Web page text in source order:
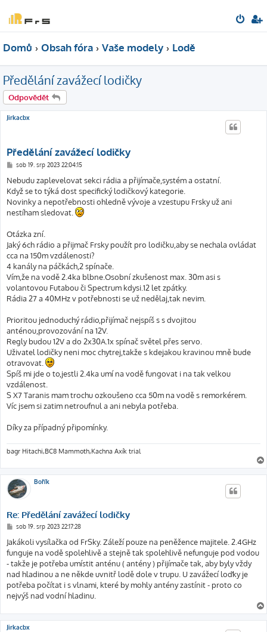
Domů Obsah fóra Vaše modely Lodě
Předělání zavážecí lodičky
Odpovědět
Jirkacbx
Předělání zavážecí lodičky
P
í
s
p
ě
v
e
sob 19. srp 2023 22:04:15
Nebudu zaplevelovat sekci rádia a přijímače,systém a ostatní.
Když se to týká dost specifický lodičkový kategorie.
Novinky a nepotřebnosti ohledně vývoje a vzestupu Frsky už ani
nestíham sledovat.
Otázka zní.
Jaký 6ch rádio a přijmač Frsky použít pro lodičku,aby se nechala ovládat
cca na 150m vzdálenosti?
4 kanály na páčkách,2 spínače.
Vím,že na vodě 2.4ka blbne.Osobní zkušenost max. 30m asi s
volantovou Futabou či Spectrum kdysi.12 let zpátky.
Rádia 27 a 40MHz v potřebnosti se už nedělaj,tak nevim.
Prioritou jednoduchý rádio,přijímač nejspíš s s dvojitou
anténou,provozování na 12V.
Regly budou 12V a do 2x30A.1x spínač světel přes servo.
Uživatel lodičky neni moc chytrej,takže s kdejakou kravinou mně bude
otravovat.
Spíš mi jde o to,jestli 2.4ka umí na vodě fungovat i na tak velkou
vzdálenost.
S X7 Taranis mam trochu ozkoušeno cca 50m na vodě s remorkérem.
Víc jsem si zatim netroufnul a ani nebyla potřeba.
Díky za případný připomínky.
bagr Hitachi,BC8 Mammoth,Kachna Axík trial
Bořík
Re: Předělání zavážecí lodičky
P
í
s
p
ě
v
e
k
sob 19. srp 2023 22:17:28
Jakákoli vysílačka od FrSky. Záleží pouze na peněžence majitele. 2.4GHz
funguje na vodě spolehlivě a stejně tak spolehlivě nefunguje pod vodou
- takže je potřeba umístit anténu ( antény ) přijímače tak, aby byly vždy
nad hladinou a ne někde uvnitř lodě dole v trupu. U zavážecí loďky je
potřeba počítat i s vlnami, které by mohly antény zastínit - proto co
nejvýš nad vodní hladinu.
Jirkacbx